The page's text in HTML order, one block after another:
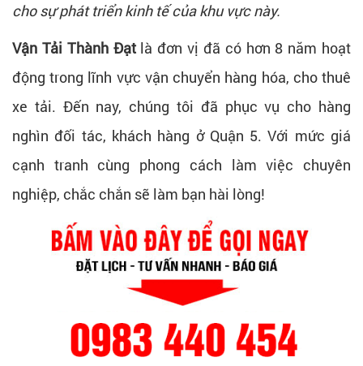
cho sự phát triển kinh tế của khu vực này.
Vận Tải Thành Đạtlà đơn vị đã có hơn 8 năm hoạt
động trong lĩnh vực vận chuyển hàng hóa, cho thuê
xe tải. Đến nay, chúng tôi đã phục vụ cho hàng
nghìn đối tác, khách hàng ở Quận 5. Với mức giá
cạnh tranh cùng phong cách làm việc chuyên
nghiệp, chắc chắn sẽ làm bạn hài lòng!